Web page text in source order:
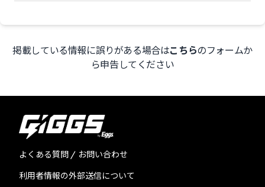
掲載している情報に誤りがある場合はこちらのフォームか
ら申告してください
よくある質問 / お問い合わせ
利用者情報の外部送信について